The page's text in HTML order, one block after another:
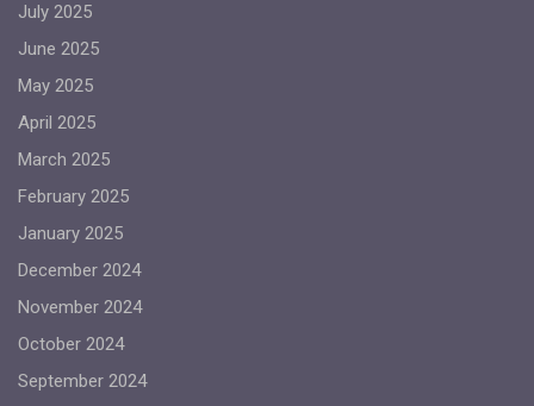
July 2025
June 2025
May 2025
April 2025
March 2025
February 2025
January 2025
December 2024
November 2024
October 2024
September 2024